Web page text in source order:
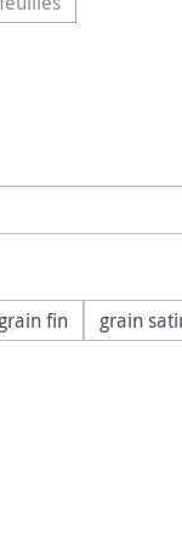
(Cette option n'est
grain fin grain